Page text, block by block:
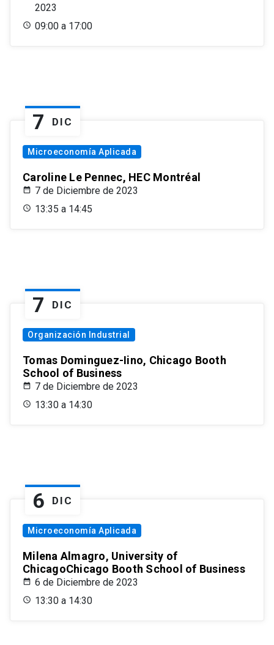
2023
09:00 a 17:00
7 DIC
Microeconomía Aplicada
Caroline Le Pennec, HEC Montréal
7 de Diciembre de 2023
13:35 a 14:45
7 DIC
Organización Industrial
Tomas Dominguez-Iino, Chicago Booth
School of Business
7 de Diciembre de 2023
13:30 a 14:30
6 DIC
Microeconomía Aplicada
Milena Almagro, University of
ChicagoChicago Booth School of Business
6 de Diciembre de 2023
13:30 a 14:30